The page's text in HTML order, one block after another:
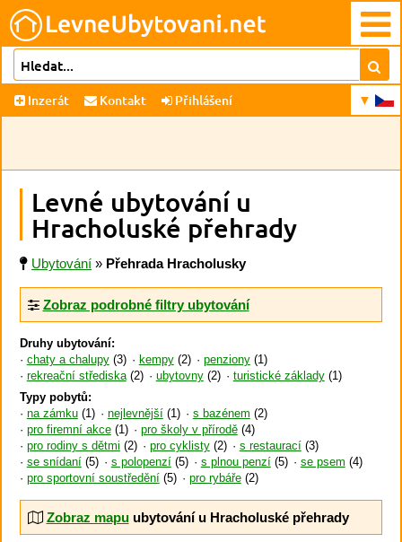
Inzerát Kontakt Přihlášení
Levné ubytování u
Hracholuské přehrady
Ubytování » Přehrada Hracholusky
Zobraz podrobné filtry ubytování
Druhy ubytování:
chaty a chalupy(3) kempy(2) penziony(1)
rekreační střediska(2) ubytovny(2) turistické základy(1)
Typy pobytů:
na zámku(1) nejlevnější (1) s bazénem (2)
pro firemní akce(1) pro školy v přírodě(4)
pro rodiny s dětmi (2) pro cyklisty(2) s restaurací (3)
se snídaní (5) s polopenzí (5) s plnou penzí (5) se psem (4)
pro sportovní soustředění (5) pro rybáře(2)
Zobraz mapuubytování u Hracholuské přehrady